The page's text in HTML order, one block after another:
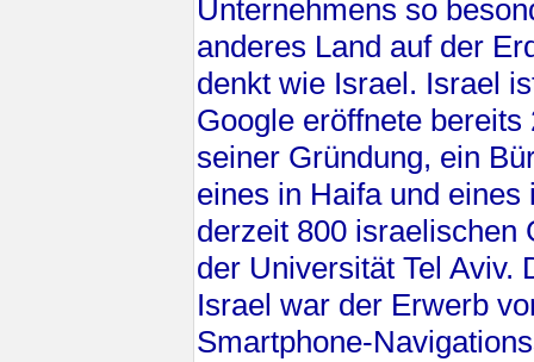
Unternehmens so
anderes Land auf der
denkt wie Israel. Israel
Google eröffnete
seiner Gründung, ein
eines in Haifa und eines
derzeit 800 israelischen
der Universität Tel Aviv.
Israel war der Erwerb
Smartphone-